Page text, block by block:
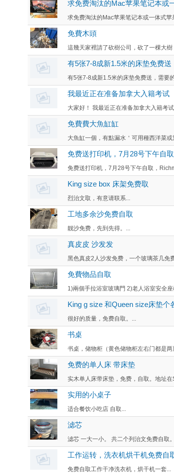
求免费淘汰的Mac苹果笔记本或
求免费淘汰的Mac苹果笔记本或一体式苹
免費木頭
這幾天家裡請了砍樹公司，砍了一棵大樹
有5张7-8成新1.5米的床垫免费送
有5张7-8成新1.5米的床垫免费送，需要
我最近正在准备加拿大入籍考试
大家好！ 我最近正在准备加拿大入籍考
免費費大魚缸缸
大魚缸一個，有點漏水＇可用種西洋菜或
免费送打印机，7月28号下午自取
免费送打印机，7月28号下午自取，
King size box 床架免费取
烈治文取，有意请联系...
工地多余沙免费自取
靓沙免费，先到先得。...
真皮皮 沙发发
黑色真皮2人沙发免费，一个玻璃茶几免费
免費物品自取
1)兩個手拉浴室玻璃門 2)老人浴室安全
King g size 和Queen size床垫个
很好的质量，免费自取。...
书桌
书桌，储物柜（黄色储物柜左右门都是两
免费的单人床 带床垫
实木单人床带床垫，免费，自取。地址
实用的小桌子
适合餐饮小吃店 自取...
滤芯
滤芯 一大一小。 共二个列治文免费自取
工作运转，洗衣机烘干机免费自
免费自取工作干净洗衣机，烘干机一套...